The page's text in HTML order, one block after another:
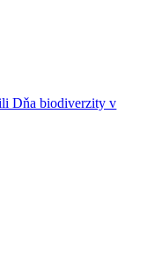
Dňa biodiverzity v